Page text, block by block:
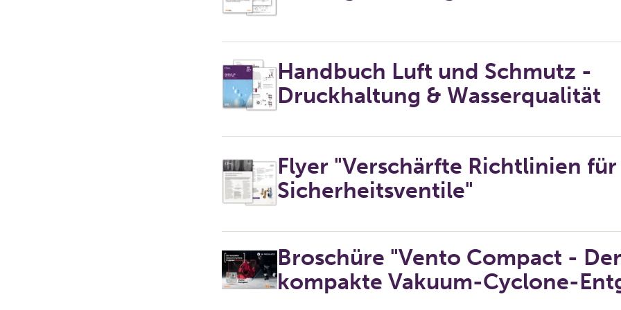
Handbuch Luft und Schmutz -
Druckhaltung & Wasserqualität
Flyer "Verschärfte Richtlinien für
Sicherheitsventile"
Broschüre "Vento Compact - Der
kompakte Vakuum-Cyclone-